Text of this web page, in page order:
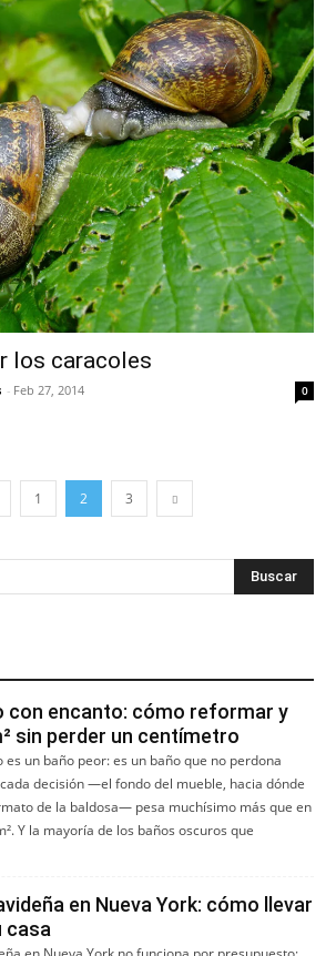
los caracoles
- Feb 27, 2014 0
1 2 3
con encanto: cómo reformar y
sin perder un centímetro
es un baño peor: es un baño que no perdona
decisión —el fondo del mueble, hacia dónde
de la baldosa— pesa muchísimo más que en
Y la mayoría de los baños oscuros que
en Nueva York: cómo llevar
casa